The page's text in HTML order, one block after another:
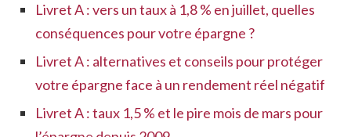
Livret A : vers un taux à 1,8 % en juillet, quelles
conséquences pour votre épargne ?
Livret A : alternatives et conseils pour protéger
votre épargne face à un rendement réel négatif
Livret A : taux 1,5 % et le pire mois de mars pour